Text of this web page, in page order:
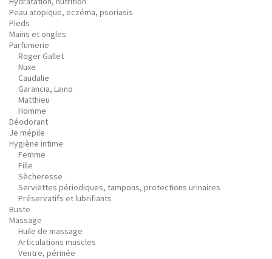
Peau atopique, eczéma, psoriasis
Pieds
Mains et ongles
Parfumerie
Roger Gallet
Nuxe
Caudalie
Garancia, Laino
Matthieu
Homme
Déodorant
Je mépile
Hygiène intime
Femme
Fille
Sècheresse
Serviettes périodiques, tampons, protections urinaires
Préservatifs et lubrifiants
Buste
Massage
Huile de massage
Articulations muscles
Ventre, périnée